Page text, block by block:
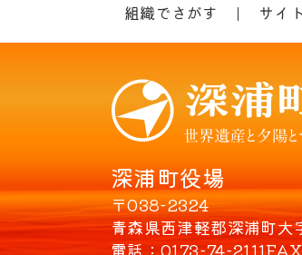
組織でさがす サイ
深浦町役場
〒038-2324
青森県西津軽郡深浦町
電話
0173-74-2111FAX